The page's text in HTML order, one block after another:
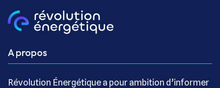
A propos
Révolution Énergétique a pour ambition d’informer